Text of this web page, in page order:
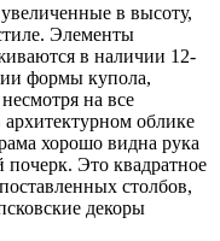
в высоту,
Элементы
в наличии 12-
формы купола,
на все
облике
хорошо видна рука
почерк. Это квадратное
столбов,
декоры